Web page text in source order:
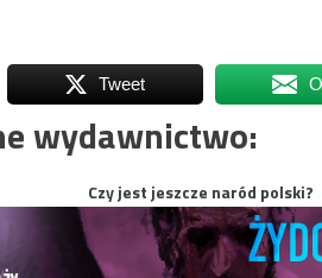
Tweet
wydawnictwo:
Czy jest jeszcze naród polski?